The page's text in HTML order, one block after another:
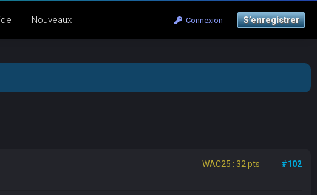
Connexion S’enregistrer
Nouveaux
WAC25 : 32 pts #102